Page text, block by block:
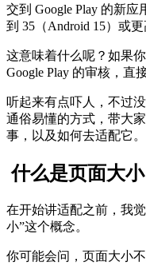
交到 Google Play 的新应
到 35（Android 15）或
这意味着什么呢？如果
Google Play 的审核，直
听起来有点吓人，不过
通俗易懂的方式，带大
事，以及如何去适配它。
什么是页面大小
在开始讲适配之前，我
小”这个概念。
你可能会问，页面大小